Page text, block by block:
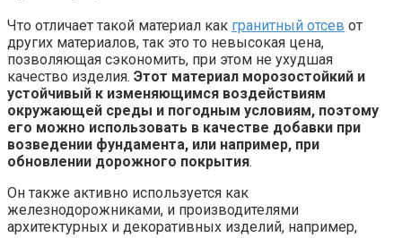
Что отличает такой материал как гранитный отсев от
других материалов, так это то невысокая цена,
позволяющая сэкономить, при этом не ухудшая
качество изделия. Этот материал морозостойкий и
устойчивый к изменяющимся воздействиям
окружающей среды и погодным условиям, поэтому
его можно использовать в качестве добавки при
возведении фундамента, или например, при
обновлении дорожного покрытия.
Он также активно используется как
железнодорожниками, и производителями
архитектурных и декоративных изделий, например,